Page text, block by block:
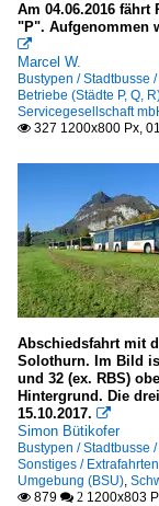
Am 04.06.2016 fährt
"P". Aufgenommen

Marcel W.
Bustypen / Stadtbusse
Betriebe (Städte P, Q,
Servicegesellschaft
 327 1200x800 Px,
Abschiedsfahrt mit
Solothurn. Im Bild
und 32 (ex. RBS)
Hintergrund. Die
15.10.2017. 
Simon Bütikofer
Bustypen / Stadtbusse
Sonstiges / Extrafahrten
Umgebung (BSU),
 879  2 1200x803